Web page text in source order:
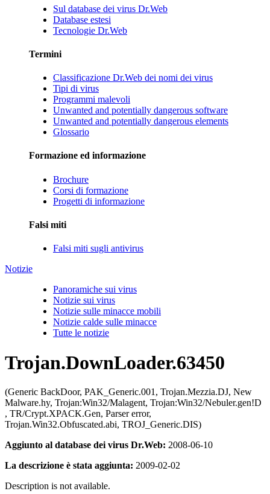
Sul database dei virus Dr.Web
Database estesi
Tecnologie Dr.Web
Termini
Classificazione Dr.Web dei nomi dei virus
Tipi di virus
Programmi malevoli
Unwanted and potentially dangerous software
Unwanted and potentially dangerous elements
Glossario
Formazione ed informazione
Brochure
Corsi di formazione
Progetti di informazione
Falsi miti
Falsi miti sugli antivirus
Notizie
Panoramiche sui virus
Notizie sui virus
Notizie sulle minacce mobili
Notizie calde sulle minacce
Tutte le notizie
Trojan.DownLoader.63450
(Generic BackDoor, PAK_Generic.001, Trojan.Mezzia.DJ, New
Malware.hy, Trojan:Win32/Malagent, Trojan:Win32/Nebuler.gen!D
, TR/Crypt.XPACK.Gen, Parser error,
Trojan.Win32.Obfuscated.abi, TROJ_Generic.DIS)
Aggiunto al database dei virus Dr.Web: 2008-06-10
La descrizione è stata aggiunta: 2009-02-02
Description is not available.